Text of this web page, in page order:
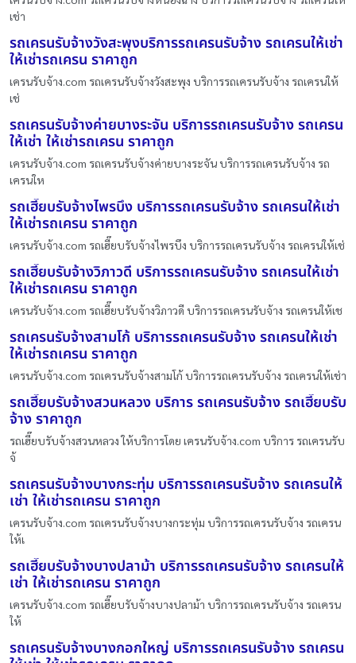
เช่า
รถเครนรับจ้างวังสะพุงบริการรถเครนรับจ้าง รถเครนให้เช่า
ให้เช่ารถเครน ราคาถูก
เครนรับจ้าง.com รถเครนรับจ้างวังสะพุง บริการรถเครนรับจ้าง รถเครนให้
เช่
รถเครนรับจ้างค่ายบางระจัน บริการรถเครนรับจ้าง รถเครน
ให้เช่า ให้เช่ารถเครน ราคาถูก
เครนรับจ้าง.com รถเครนรับจ้างค่ายบางระจัน บริการรถเครนรับจ้าง รถ
เครนให
รถเฮี๊ยบรับจ้างไพรบึง บริการรถเครนรับจ้าง รถเครนให้เช่า
ให้เช่ารถเครน ราคาถูก
เครนรับจ้าง.com รถเฮี๊ยบรับจ้างไพรบึง บริการรถเครนรับจ้าง รถเครนให้เช่
รถเฮี๊ยบรับจ้างวิภาวดี บริการรถเครนรับจ้าง รถเครนให้เช่า
ให้เช่ารถเครน ราคาถูก
เครนรับจ้าง.com รถเฮี๊ยบรับจ้างวิภาวดี บริการรถเครนรับจ้าง รถเครนให้เช
รถเครนรับจ้างสามโก้ บริการรถเครนรับจ้าง รถเครนให้เช่า
ให้เช่ารถเครน ราคาถูก
เครนรับจ้าง.com รถเครนรับจ้างสามโก้ บริการรถเครนรับจ้าง รถเครนให้เช่า
รถเฮี๊ยบรับจ้างสวนหลวง บริการ รถเครนรับจ้าง รถเฮี๊ยบรับ
จ้าง ราคาถูก
รถเฮี๊ยบรับจ้างสวนหลวง ให้บริการโดย เครนรับจ้าง.com บริการ รถเครนรับ
จ้
รถเครนรับจ้างบางกระทุ่ม บริการรถเครนรับจ้าง รถเครนให้
เช่า ให้เช่ารถเครน ราคาถูก
เครนรับจ้าง.com รถเครนรับจ้างบางกระทุ่ม บริการรถเครนรับจ้าง รถเครน
ให้เ
รถเฮี๊ยบรับจ้างบางปลาม้า บริการรถเครนรับจ้าง รถเครนให้
เช่า ให้เช่ารถเครน ราคาถูก
เครนรับจ้าง.com รถเฮี๊ยบรับจ้างบางปลาม้า บริการรถเครนรับจ้าง รถเครน
ให้
รถเครนรับจ้างบางกอกใหญ่ บริการรถเครนรับจ้าง รถเครน